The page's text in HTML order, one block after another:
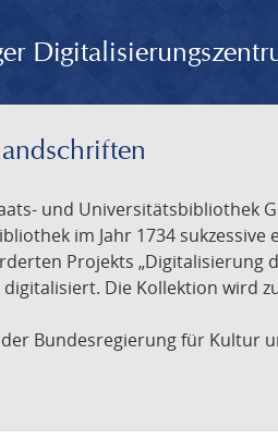
und
im Jahr 1734
Projekts
Die Kollektion wird
Bundesregierung für Kultur